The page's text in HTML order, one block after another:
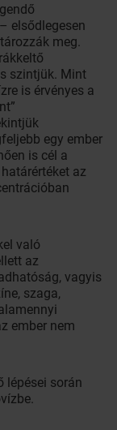
elsődlegesen
meg.
szintjük. Mint
is érvényes a
egy ember
is cél a
az
való
az
vagyis
szaga,
ember nem
lépései során